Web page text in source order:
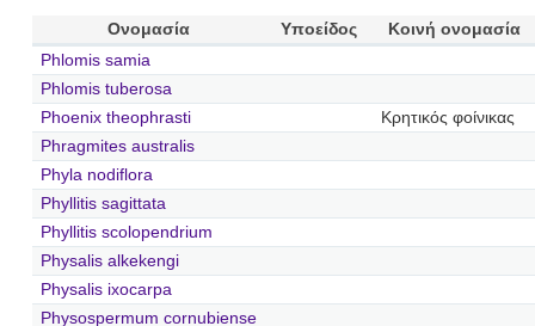
Ονομασία Υποείδος
Κοινή ονομασία
Phlomis samia
Phlomis tuberosa
Phoenix theophrasti
Κρητικός φοίνικας
Phragmites australis
Phyla nodiflora
Phyllitis sagittata
Phyllitis scolopendrium
Physalis alkekengi
Physalis ixocarpa
Physospermum cornubiense